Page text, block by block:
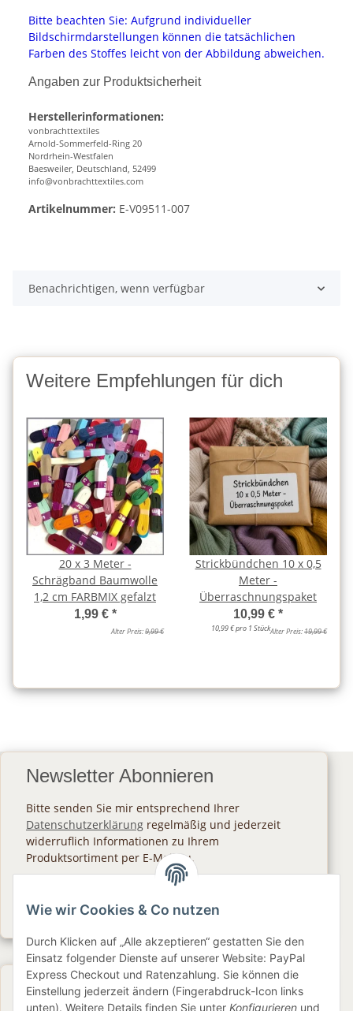
Bitte beachten Sie: Aufgrund individueller
Bildschirmdarstellungen können die tatsächlichen
Farben des Stoffes leicht von der Abbildung abweichen.
Angaben zur Produktsicherheit
Herstellerinformationen:
vonbrachttextiles
Arnold-Sommerfeld-Ring 20
Nordrhein-Westfalen
Baesweiler, Deutschland, 52499
info@vonbrachttextiles.com
Artikelnummer: E-V09511-007
Benachrichtigen, wenn verfügbar
Weitere Empfehlungen für dich
20 x 3 Meter -
Schrägband Baumwolle
1,2 cm FARBMIX gefalzt
1,99 € *
Alter Preis:9,99 €
Strickbündchen 10 x 0,5
Meter -
Überraschnungspaket
10,99 € *
10,99 € pro 1 StückAlter Preis:19,99 €
Newsletter Abonnieren
Bitte senden Sie mir entsprechend Ihrer
Datenschutzerklärung regelmäßig und jederzeit
widerruflich Informationen zu Ihrem
Produktsortiment per E-Mail zu.
Newsletter Abonnieren
Gesetzliche Informationen
Wie wir Cookies & Co nutzen
Durch Klicken auf „Alle akzeptieren“ gestatten Sie den
Einsatz folgender Dienste auf unserer Website: PayPal
Express Checkout und Ratenzahlung. Sie können die
Einstellung jederzeit ändern (Fingerabdruck-Icon links
unten). Weitere Details finden Sie unter Konfigurieren und